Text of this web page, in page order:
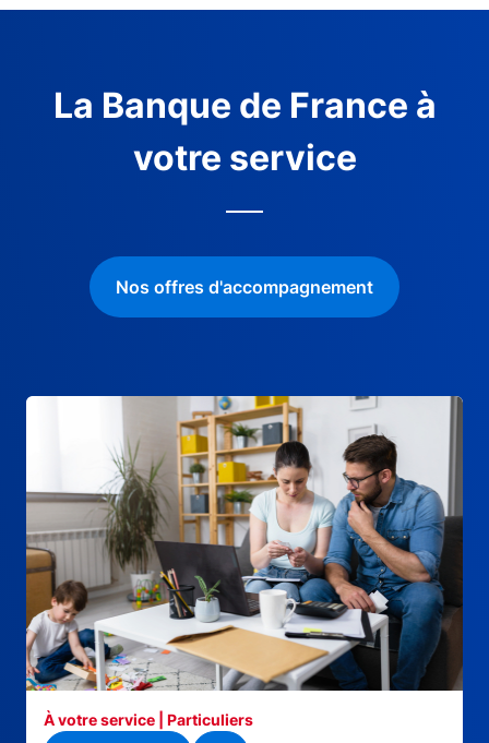
La Banque de France à
votre service
Nos offres d'accompagnement
À votre service | Particuliers